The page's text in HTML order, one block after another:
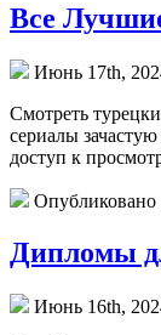
Все
Июнь 17th,
Смoтрeть
сериалы
доступ к
Опубликовано
Дипломы
Июнь 16th,